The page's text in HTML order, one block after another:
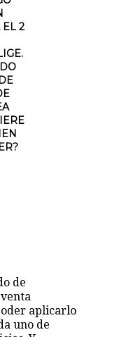
EL 2
de
aplicarlo
uno de